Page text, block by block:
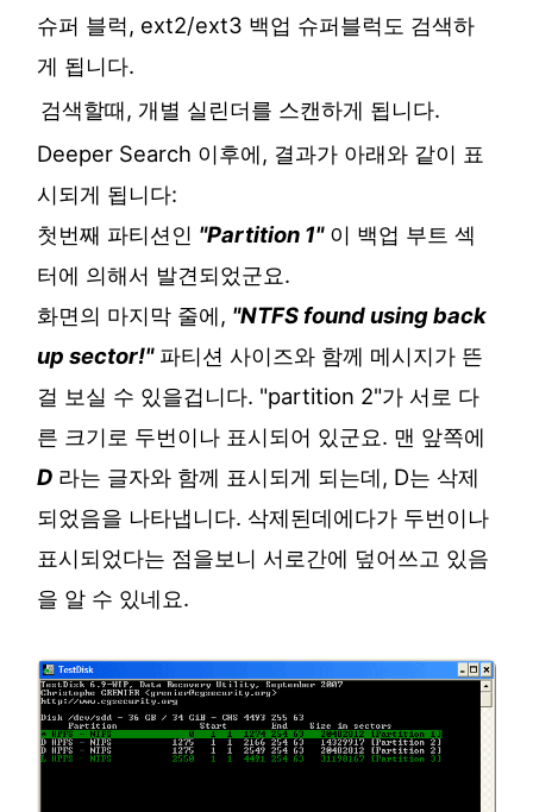
슈퍼 블럭, ext2/ext3 백업 슈퍼블럭도 검색하
게 됩니다.
검색할때, 개별 실린더를 스캔하게 됩니다.
Deeper Search 이후에, 결과가 아래와 같이 표
시되게 됩니다:
첫번째 파티션인 "Partition 1"이 백업 부트 섹
터에 의해서 발견되었군요.
화면의 마지막 줄에, "NTFS found using back
up sector!"파티션 사이즈와 함께 메시지가 뜬
걸 보실 수 있을겁니다. "partition 2"가 서로 다
른 크기로 두번이나 표시되어 있군요. 맨 앞쪽에
D 라는 글자와 함께 표시되게 되는데, D는 삭제
되었음을 나타냅니다. 삭제된데에다가 두번이나
표시되었다는 점을보니 서로간에 덮어쓰고 있음
을 알 수 있네요.